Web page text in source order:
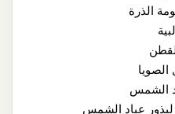
الذرة
الشمس
لبذور عباد الشمس